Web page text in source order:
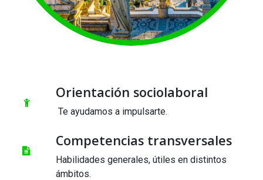
Orientación sociolaboral
Te ayudamos a impulsarte.
Competencias transversales
Habilidades generales, útiles en distintos
ámbitos.